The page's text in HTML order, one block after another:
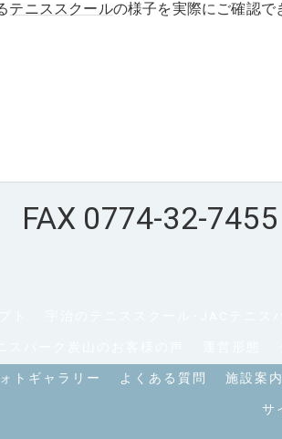
テニススクールの様子を実際にご確認で
0774-32-7455
トギャラリー よくある質問 施設案内
サ